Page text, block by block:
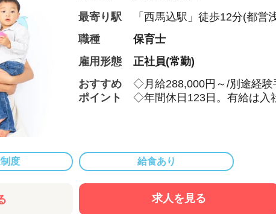
最寄り駅
「西馬込駅」徒歩12分(都営
職種
保育士
雇用形態
正社員(常勤)
おすすめ
ポイント
◇月給288,000円～/別途経験
◇年間休日123日。有給は入
100％！復帰率も83％♪
◇男性保育士も数多く活躍中
◇主体性をはぐくむコーナー
こどもたち一人ひとりに寄
度 給食あり
求人を見る